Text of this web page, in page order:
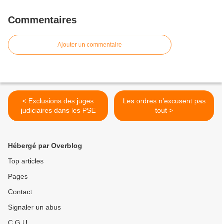
Commentaires
Ajouter un commentaire
< Exclusions des juges
judiciaires dans les PSE
Les ordres n’excusent pas
tout >
Hébergé par Overblog
Top articles
Pages
Contact
Signaler un abus